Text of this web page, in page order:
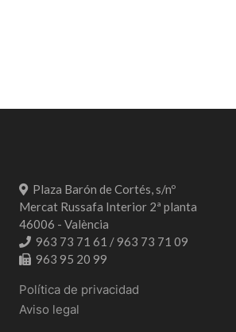
Plaza Barón de Cortés, s/nº
Mercat Russafa Interior 2ª planta
46006 - València
963 73 71 61 / 963 73 71 09
963 95 20 99
Política de privacidad
Aviso legal